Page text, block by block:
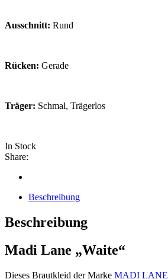
Ausschnitt: Rund
Rücken: Gerade
Träger: Schmal, Trägerlos
In Stock
Share:
Beschreibung
Beschreibung
Madi Lane „Waite“
Dieses Brautkleid der Marke MADI LANE